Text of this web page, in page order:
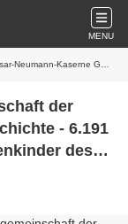
MENU
an Aktion BW-Sorgenkinder des BwSW
der
- 6.191